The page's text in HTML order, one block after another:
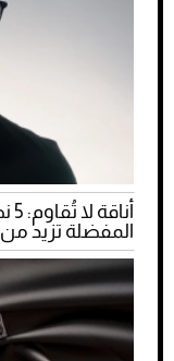
المفضلة تزيد